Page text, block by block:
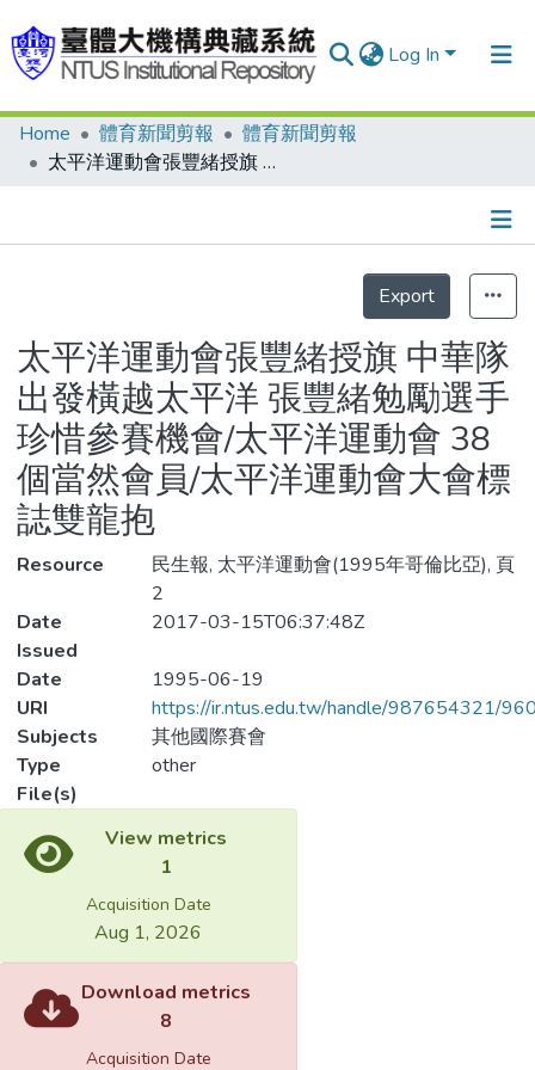
Log In
Communities & Collections
Statistics
Home 體育新聞剪報
體育新聞剪報
太平洋運動會張豐緒授旗 中華隊出發橫越太平洋 張豐緒勉勵選手 珍惜參賽機會/太平洋運動會 38個當然會員/太平洋運動會大會標誌雙龍抱
Export
太平洋運動會張豐緒授旗 中華隊
出發橫越太平洋 張豐緒勉勵選手
珍惜參賽機會/太平洋運動會 38
個當然會員/太平洋運動會大會標
誌雙龍抱
Resource
民生報, 太平洋運動會(1995年哥倫比亞), 頁
2
Date
Issued
2017-03-15T06:37:48Z
Date
1995-06-19
URI
https://ir.ntus.edu.tw/handle/987654321/
Subjects
其他國際賽會
Type
other
File(s)
View metrics
1
Acquisition Date
Aug 1, 2026
Download metrics
8
Acquisition Date